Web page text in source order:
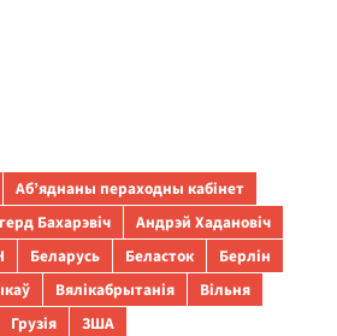
Аб’яднаны пераходны кабінет
Бахарэвіч
Андрэй Хадановіч
Беларусь Беласток
Берлін
Вялікабрытанія
Вільня
Грузія
ЗША